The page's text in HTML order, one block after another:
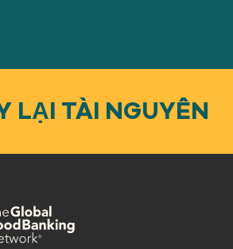
LẠI TÀI NGUYÊN